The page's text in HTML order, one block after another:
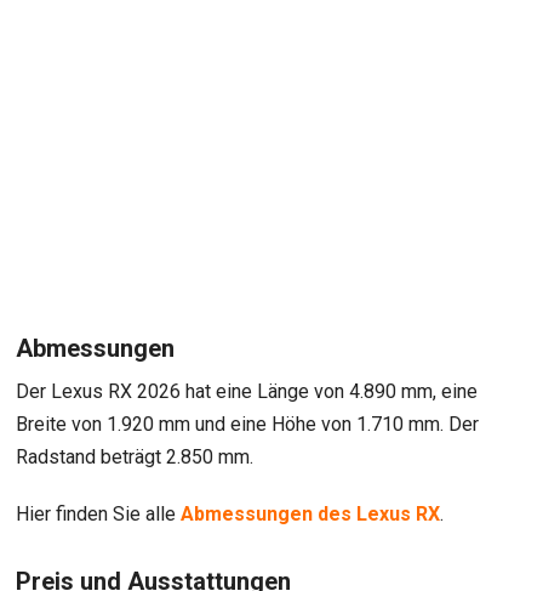
Abmessungen
Der Lexus RX 2026 hat eine Länge von 4.890 mm, eine
Breite von 1.920 mm und eine Höhe von 1.710 mm. Der
Radstand beträgt 2.850 mm.
Hier finden Sie alleAbmessungen des Lexus RX.
Preis und Ausstattungen